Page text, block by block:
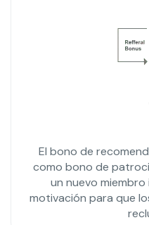
El bono de
como bono de
un nuevo miembro
motivación para que